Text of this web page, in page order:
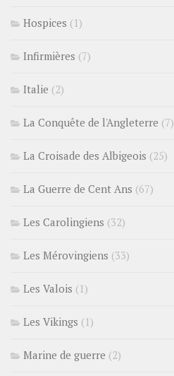
Hospices (1)
Infirmières (7)
Italie (2)
La Conquête de l'Angleterre (7)
La Croisade des Albigeois (25)
La Guerre de Cent Ans (67)
Les Carolingiens (32)
Les Mérovingiens (33)
Les Valois (1)
Les Vikings (1)
Marine de guerre (2)